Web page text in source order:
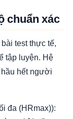
chuẩn xác
test thực tế,
tập luyện. Hệ
hết người
đa (HRmax)):